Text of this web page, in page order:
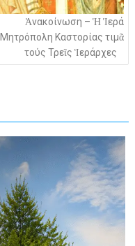
Ἀνακοίνωση – Ἡ Ἱερά
Μητρόπολη Καστορίας τιμᾶ
τούς Τρεῖς Ἱεράρχες